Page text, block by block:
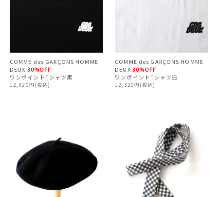
COMME des GARÇONS HOMME
DEUX 30%OFF
ワンポイントTシャツ黒
12,320円(税込)
COMME des GARÇONS HOMME
DEUX 30%OFF
ワンポイントTシャツ白
12,320円(税込)